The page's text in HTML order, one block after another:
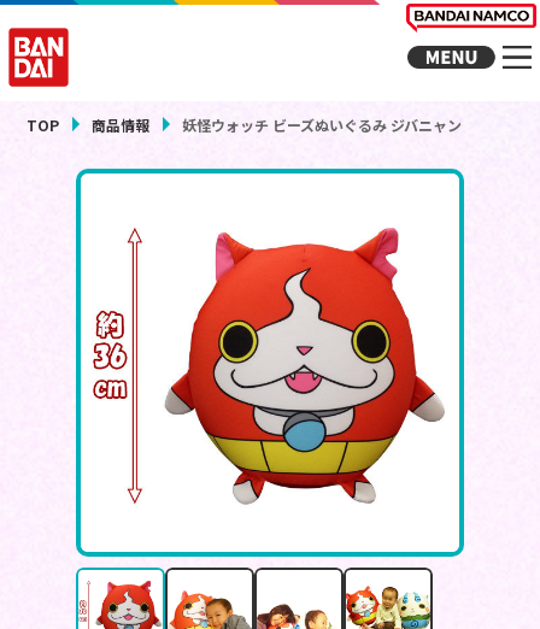
TOP 商品情報 妖怪ウォッチ ビーズぬいぐるみ ジバニャン